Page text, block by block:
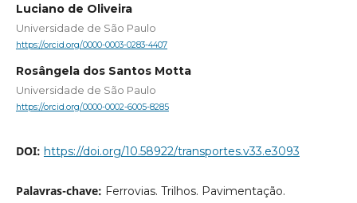
Luciano de Oliveira
Universidade de São Paulo
https://orcid.org/0000-0003-0283-4407
Rosângela dos Santos Motta
Universidade de São Paulo
https://orcid.org/0000-0002-6005-8285
DOI: https://doi.org/10.58922/transportes.v33.e3093
Palavras-chave: Ferrovias. Trilhos. Pavimentação.